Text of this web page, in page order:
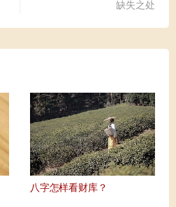
缺失之处
八字怎样看财库？